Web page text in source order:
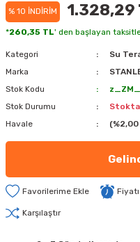
% 10 İNDİRİM 1.328,29
*260,35 TL' den başlayan
Kategori
Su
Marka
Stok Kodu
Stok Durumu
Stokta
Havale
Karşılaştır